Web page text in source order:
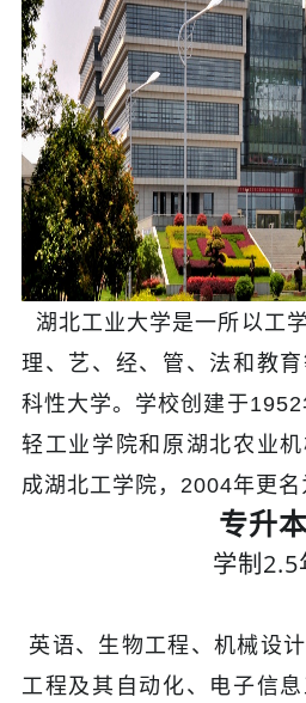
湖北工业大学是一所以工
理、艺、经、管、法和教
科性大学。学校创建于
轻工业学院和原湖北农业
成湖北工学院，2004年更
专升
学制2.5
英语、生物工程、机械设
工程及其自动化、电子信